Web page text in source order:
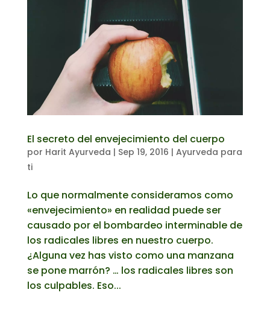
El secreto del envejecimiento del cuerpo
por Harit Ayurveda | Sep 19, 2016 | Ayurveda para
ti
Lo que normalmente consideramos como
«envejecimiento» en realidad puede ser
causado por el bombardeo interminable de
los radicales libres en nuestro cuerpo.
¿Alguna vez has visto como una manzana
se pone marrón? … los radicales libres son
los culpables. Eso...